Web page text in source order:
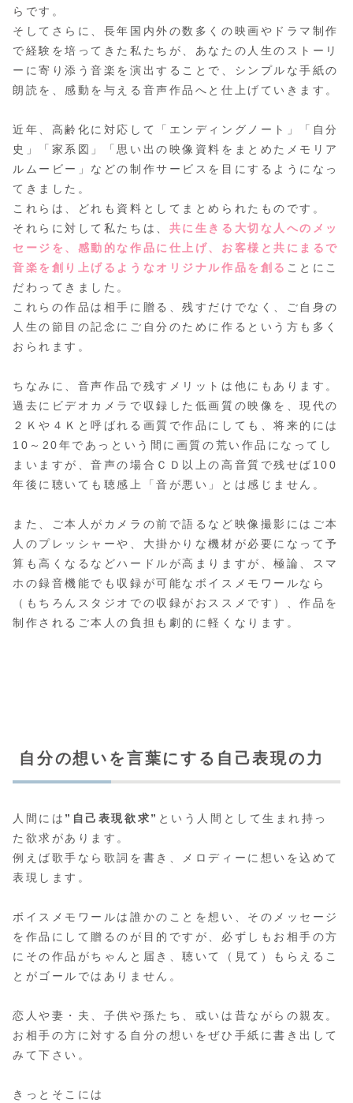
らです。
そしてさらに、長年国内外の数多くの映画やドラマ制作
で経験を培ってきた私たちが、あなたの人生のストーリ
ーに寄り添う音楽を演出することで、シンプルな手紙の
朗読を、感動を与える音声作品へと仕上げていきます。
近年、高齢化に対応して「エンディングノート」「自分
史」「家系図」「思い出の映像資料をまとめたメモリア
ルムービー」などの制作サービスを目にするようになっ
てきました。
これらは、どれも資料としてまとめられたものです。
それらに対して私たちは、 共に生きる大切な人へのメッ
セージを、感動的な作品に仕上げ、お客様と共にまるで
音楽を創り上げるようなオリジナル作品を創る ことにこ
だわってきました。
これらの作品は相手に贈る、残すだけでなく、ご自身の
人生の節目の記念にご自分のために作るという方も多く
おられます。
ちなみに、音声作品で残すメリットは他にもあります。
過去にビデオカメラで収録した低画質の映像を、現代の
２Ｋや４Ｋと呼ばれる画質で作品にしても、将来的には
10～20年であっという間に画質の荒い作品になってし
まいますが、音声の場合ＣＤ以上の高音質で残せば100
年後に聴いても聴感上「音が悪い」とは感じません。
また、ご本人がカメラの前で語るなど映像撮影にはご本
人のプレッシャーや、大掛かりな機材が必要になって予
算も高くなるなどハードルが高まりますが、極論、スマ
ホの録音機能でも収録が可能なボイスメモワールなら
（もちろんスタジオでの収録がおススメです） 、作品を
制作されるご本人の負担も劇的に軽くなります。
自分の想いを言葉にする自己表現の力
人間には ”自己表現欲求” という人間として生まれ持っ
た欲求があります。
例えば歌手なら歌詞を書き、メロディーに想いを込めて
表現します。
ボイスメモワールは誰かのことを想い、そのメッセージ
を作品にして贈るのが目的ですが、必ずしもお相手の方
にその作品がちゃんと届き、聴いて（見て）もらえるこ
とがゴールではありません。
恋人や妻・夫、子供や孫たち、或いは昔ながらの親友。
お相手の方に対する自分の想いをぜひ手紙に書き出して
みて下さい。
きっとそこには